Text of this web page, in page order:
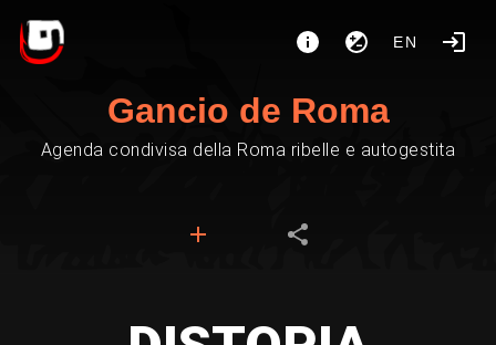
EN
Gancio de Roma
Agenda condivisa della Roma ribelle e autogestita